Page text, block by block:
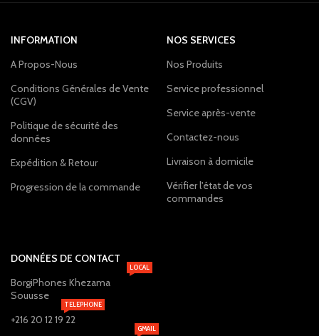
INFORMATION
A Propos-Nous
Conditions Générales de Vente
(CGV)
Politique de sécurité des
données
Expédition & Retour
Progression de la commande
NOS SERVICES
Nos Produits
Service professionnel
Service après-vente
Contactez-nous
Livraison à domicile
Vérifier l'état de vos
commandes
DONNÉES DE CONTACT
BorgiPhones Khezama
Souusse
LOCAL
+216 20 12 19 22
TELEPHONE
GMAIL